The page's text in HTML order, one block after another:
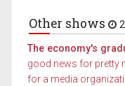
Other shows
The economy's
good news for pretty
for a media